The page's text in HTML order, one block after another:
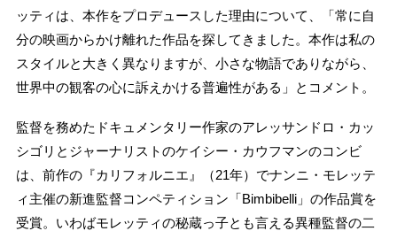
ッティは、本作をプロデュースした理由について、「常に自
分の映画からかけ離れた作品を探してきました。本作は私の
スタイルと大きく異なりますが、小さな物語でありながら、
世界中の観客の心に訴えかける普遍性がある」とコメント。
監督を務めたドキュメンタリー作家のアレッサンドロ・カッ
シゴリとジャーナリストのケイシー・カウフマンのコンビ
は、前作の『カリフォルニエ』（21年）でナンニ・モレッテ
ィ主催の新進監督コンペティション「Bimbibelli」の作品賞を
受賞。いわばモレッティの秘蔵っ子とも言える異種監督の二